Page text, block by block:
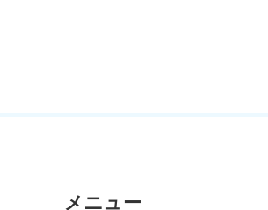
メニュー